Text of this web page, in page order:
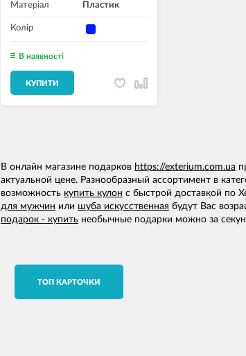
Матеріал Пластик
Колір
В наявності
КУПИТИ
В онлайн магазине подарков https://exterium.com.ua
актуальной цене. Разнообразный ассортимент в
возможность купить кулон с быстрой доставкой по
для мужчин или шуба искусственная будут Вас
подарок - купить необычные подарки можно за
TОП КАРТОЧКИ